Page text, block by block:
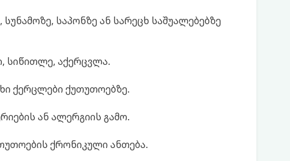
საპონზე ან სარეცხ საშუალებებზე
სიწითლე, აქერცვლა.
ქერცლები ქუთუთოებზე.
ან ალერგიის გამო.
ქრონიკული ანთება.